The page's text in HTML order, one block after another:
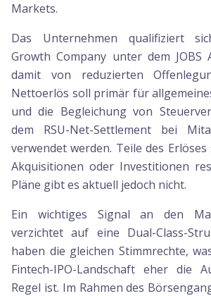
Markets.
Das Unternehmen qualifiziert
Growth Company unter dem
damit von reduzierten
Nettoerlös soll primär für
und die Begleichung von
dem RSU-Net-Settlement bei
verwendet werden. Teile des
Akquisitionen oder Investitionen
Pläne gibt es aktuell jedoch nicht.
Ein wichtiges Signal an den
verzichtet auf eine Dual-Class-
haben die gleichen Stimmrechte,
Fintech-IPO-Landschaft eher die
Regel ist. Im Rahmen des